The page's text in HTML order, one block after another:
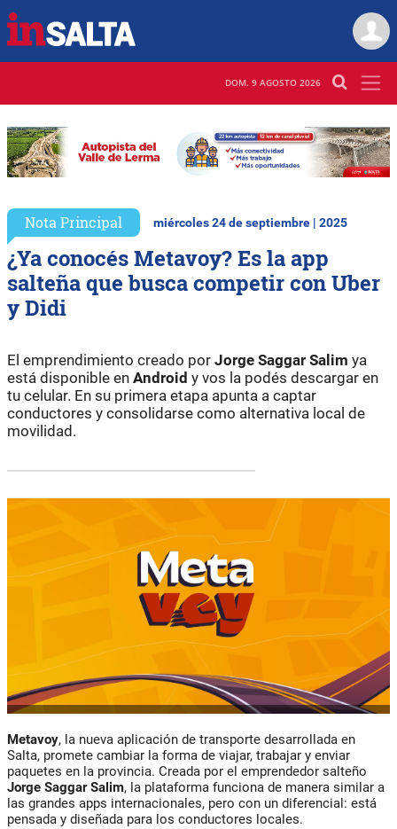
DOM. 9 AGOSTO 2026
Nota Principal miércoles 24 de septiembre | 2025
¿Ya conocés Metavoy? Es la app
salteña que busca competir con Uber
y Didi
El emprendimiento creado por Jorge Saggar Salim ya
está disponible en Android y vos la podés descargar en
tu celular. En su primera etapa apunta a captar
conductores y consolidarse como alternativa local de
movilidad.
Metavoy, la nueva aplicación de transporte desarrollada en
Salta, promete cambiar la forma de viajar, trabajar y enviar
paquetes en la provincia. Creada por el emprendedor salteño
Jorge Saggar Salim, la plataforma funciona de manera similar a
las grandes apps internacionales, pero con un diferencial: está
pensada y diseñada para los conductores locales.